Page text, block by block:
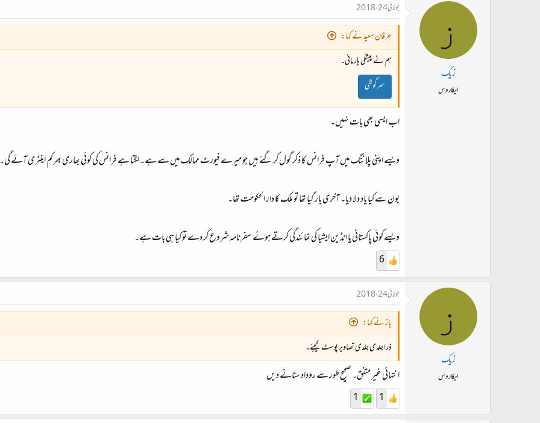
ز
زیک
ایکاروس
جولائی 24، 2018
عرفان سعید نے کہا:
ہم نے پیشگی ہار مانی۔
سرگوشی
اب ایسی بھی بات نہیں۔
ویسے اپنی پلاننگ میں آپ فرانس کا ذکر گول کر گئے ہیں جو میرے فیورٹ ممالک میں سے ہے۔ لگتا ہے فرانس کی کوئی بھاری بھرکم اینٹری آئے گی۔
بون سے کیا یاد دلا دیا۔ آخری بار گیا تھا تو ملک کا دار الحکومت تھا۔
ویسے کوئی پاکستانی یا انڈین ایشیا کی نمائندگی کرتے ہوئے سفرنامہ شروع کر دے تو کیا ہی بات ہے۔
6
ز
زیک
ایکاروس
جولائی 24، 2018
یاز نے کہا:
ذرا جلدی جلدی تصاویر پوسٹ کیجئے۔
انتہائی غیر متفق۔ صحیح طور سے روداد سنانے دیں
1
1